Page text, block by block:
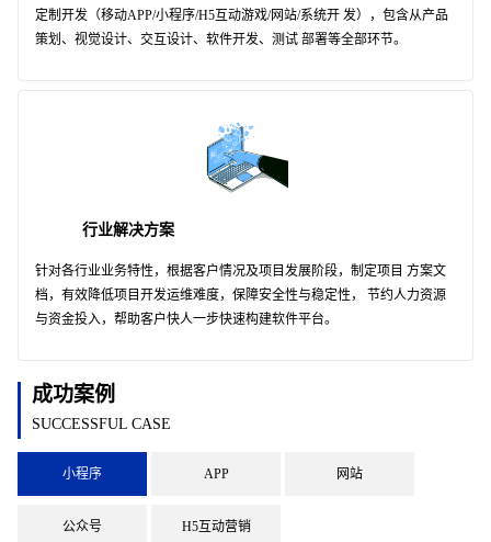
定制开发（移动APP/小程序/H5互动游戏/网站/系统开 发），包含从产品
策划、视觉设计、交互设计、软件开发、测试 部署等全部环节。
行业解决方案
针对各行业业务特性，根据客户情况及项目发展阶段，制定项目 方案文
档，有效降低项目开发运维难度，保障安全性与稳定性， 节约人力资源
与资金投入，帮助客户快人一步快速构建软件平台。
成功案例
SUCCESSFUL CASE
小程序 APP 网站
公众号 H5互动营销